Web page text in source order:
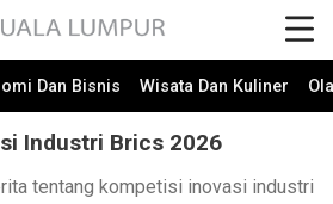
Dan Bisnis Wisata Dan Kuliner
Industri Brics 2026
tentang kompetisi inovasi industri